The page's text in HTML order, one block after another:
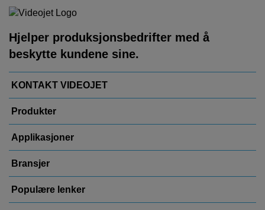
Hjelper produksjonsbedrifter med å
beskytte kundene sine.
KONTAKT VIDEOJET
Produkter
Applikasjoner
Bransjer
Populære lenker